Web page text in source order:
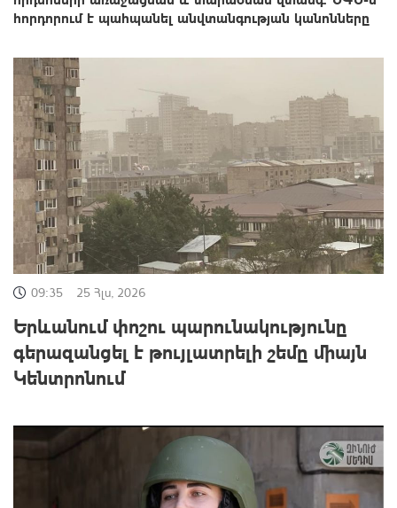
հորդորում է պահպանել անվտանգության կանոնները
09:35 25 Հլս, 2026
Երևանում փոշու պարունակությունը
գերազանցել է թույլատրելի շեմը միայն
Կենտրոնում